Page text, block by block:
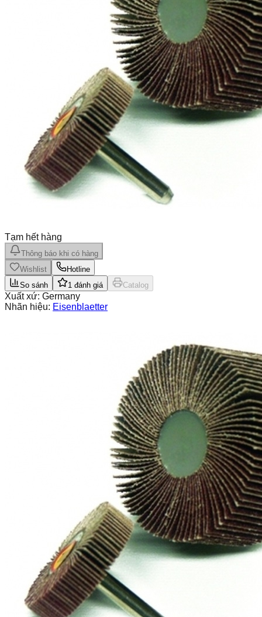
Tạm hết hàng
Thông báo khi có hàng
Wishlist
Hotline
So sánh
1 đánh giá Catalog
Xuất xứ: Germany
Nhãn hiệu: Eisenblaetter